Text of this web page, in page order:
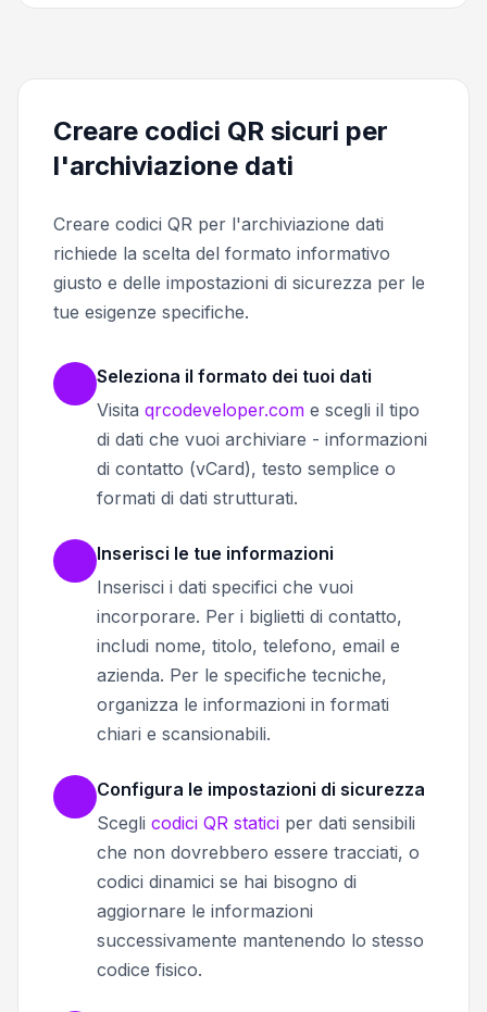
Creare codici QR sicuri per
l'archiviazione dati
Creare codici QR per l'archiviazione dati
richiede la scelta del formato informativo
giusto e delle impostazioni di sicurezza per le
tue esigenze specifiche.
Seleziona il formato dei tuoi dati
Visita qrcodeveloper.com e scegli il tipo
di dati che vuoi archiviare - informazioni
di contatto (vCard), testo semplice o
formati di dati strutturati.
Inserisci le tue informazioni
Inserisci i dati specifici che vuoi
incorporare. Per i biglietti di contatto,
includi nome, titolo, telefono, email e
azienda. Per le specifiche tecniche,
organizza le informazioni in formati
chiari e scansionabili.
Configura le impostazioni di sicurezza
Scegli codici QR statici per dati sensibili
che non dovrebbero essere tracciati, o
codici dinamici se hai bisogno di
aggiornare le informazioni
successivamente mantenendo lo stesso
codice fisico.